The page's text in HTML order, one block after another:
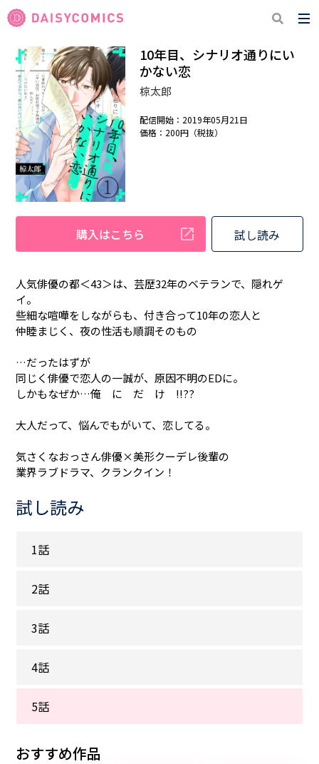
10年目、シナリオ通りにい
かない恋
椋太郎
配信開始：2019年05月21日
価格：200円（税抜）
購入はこちら 試し読み
人気俳優の都＜43＞は、芸歴32年のベテランで、隠れゲ
イ。
些細な喧嘩をしながらも、付き合って10年の恋人と
仲睦まじく、夜の性活も順調そのもの
――…だったはずが
同じく俳優で恋人の一誠が、原因不明のEDに。
しかもなぜか…俺 に だ け !!??
大人だって、悩んでもがいて、恋してる。
気さくなおっさん俳優×美形クーデレ後輩の
業界ラブドラマ、クランクイン！
試し読み
1話
2話
3話
4話
5話
おすすめ作品